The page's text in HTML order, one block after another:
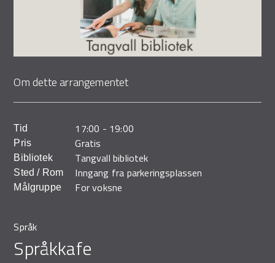
Bibliotekene
Nyheter
UNG
Om dette arrangementet
Tid 17:00 - 19:00
Pris Gratis
Bibliotek Tangvall bibliotek
Sted / Rom Inngang fra parkeringsplassen
Målgruppe For voksne
Språk
Språkkafe